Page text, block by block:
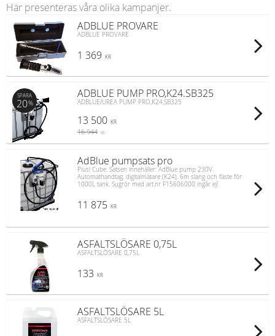
Här presenteras våra olika kampanjer.
ADBLUE PROVARE
ADBLUE PROVARE
1 369 KR
ADBLUE PUMP PRO,K24.SB325
ADBLUE/UREA PUMP PRO,K24.SB325
13 500 KR
16 944 KR
SPARA
20%
AdBlue pumpsats pro
Piusi Cube. Satsen innehåller: AdBlue pump 230V.
Automathandtag, digitalmätare (K24), 6m slang och fäste för
1000L tank. Sugrör med art.nr F15606000 ingår ej!
11 875 KR
ASFALTSLÖSARE 0,75L
ASFALTSLÖSARE 0,75L
133 KR
ASFALTSLÖSARE 5L
ASFALTSLÖSARE 5L